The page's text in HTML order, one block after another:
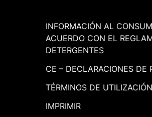
INFORMACIÓN AL
ACUERDO CON EL
DETERGENTES
CE – DECLARACIONES DE
TÉRMINOS DE UTILIZACIÓN
IMPRIMIR